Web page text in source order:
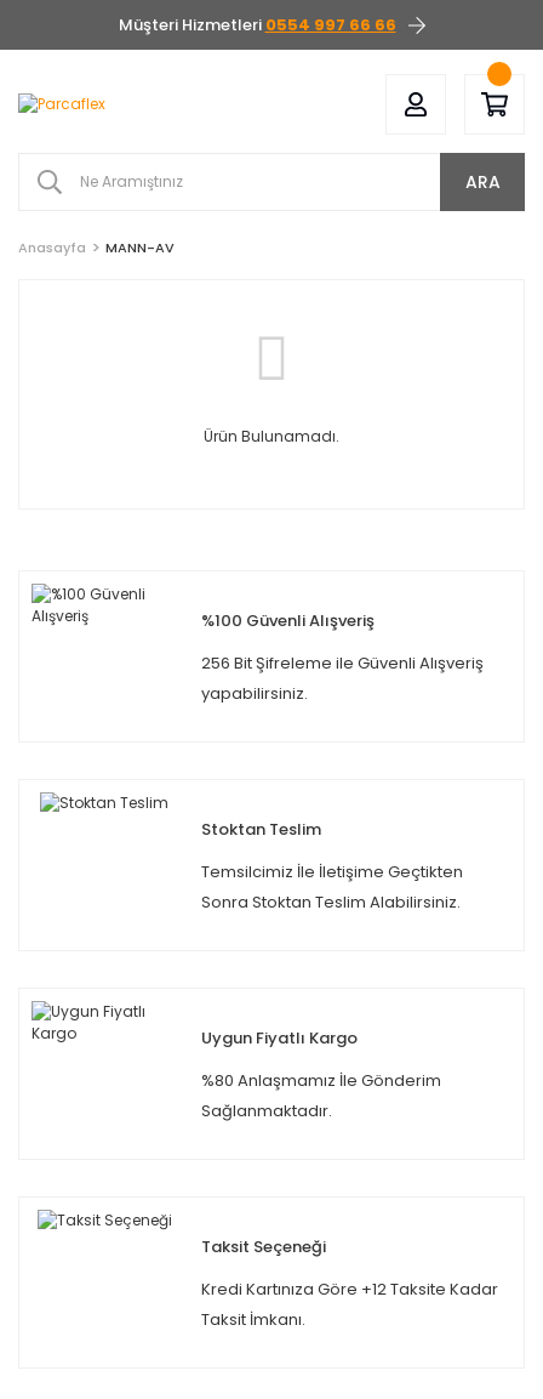
Müşteri Hizmetleri 0554 997 66 66
ARA
Anasayfa MANN-AV
Ürün Bulunamadı.
%100 Güvenli Alışveriş
256 Bit Şifreleme ile Güvenli Alışveriş
yapabilirsiniz.
Stoktan Teslim
Temsilcimiz İle İletişime Geçtikten
Sonra Stoktan Teslim Alabilirsiniz.
Uygun Fiyatlı Kargo
%80 Anlaşmamız İle Gönderim
Sağlanmaktadır.
Taksit Seçeneği
Kredi Kartınıza Göre +12 Taksite Kadar
Taksit İmkanı.